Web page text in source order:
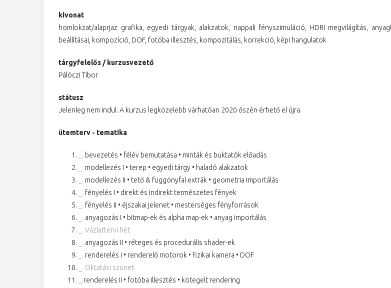
kivonat
homlokzat/alaprjaz grafika, egyedi tárgyak, alakzatok, nappali fényszimuláció, HDRI megvilágítás,
beállításai, kompozíció, DOF, fotóba illesztés, kompozitálás, korrekció, képi hangulatok
tárgyfelelős / kurzusvezető
Pálóczi Tibor
státusz
Jelenleg nem indul. A kurzus legközelebb várhatóan 2020 őszén érhető el újra.
ütemterv - tematika
_. bevezetés • félév bemutatása • minták és buktatók előadás
_. modellezés I • terep • egyedi tárgy • haladó alakzatok
_. modellezés II • tető & függönyfal extrák • geometria importálás
_. fényelés I • direkt és indirekt természetes fények
_. fényelés II • éjszakai jelenet • mesterséges fényforrások
_. anyagozás I • bitmap-ek és alpha map-ek • anyag importálás
_. Vázlattervi hét
_. anyagozás II • réteges és procedurális shader-ek
_. renderelés I • renderelő motorok • fizikai kamera • DOF
_. Oktatási szünet
_.renderelés II • fotóba illesztés • kötegelt rendering